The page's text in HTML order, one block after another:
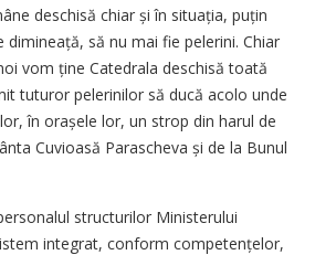
deschisă chiar și în situația, puțin
dimineață, să nu mai fie pelerini. Chiar
vom ține Catedrala deschisă toată
tuturor pelerinilor să ducă acolo unde
în orașele lor, un strop din harul de
Cuvioasă Parascheva și de la Bunul
structurilor Ministerului
integrat, conform competențelor,